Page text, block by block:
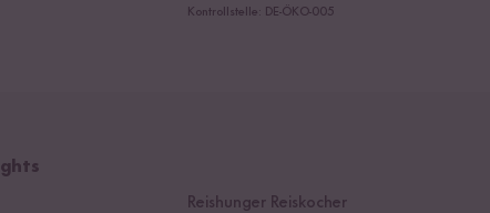
Kontrollstelle: DE-ÖKO-005
Reishunger Reiskocher